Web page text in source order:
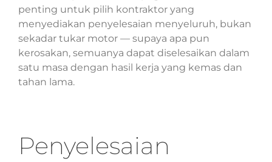
penting untuk pilih kontraktor yang
menyediakan penyelesaian menyeluruh, bukan
sekadar tukar motor — supaya apa pun
kerosakan, semuanya dapat diselesaikan dalam
satu masa dengan hasil kerja yang kemas dan
tahan lama.
Penyelesaian